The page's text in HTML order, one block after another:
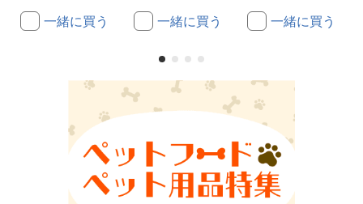
一緒に買う 一緒に買う 一緒に買う